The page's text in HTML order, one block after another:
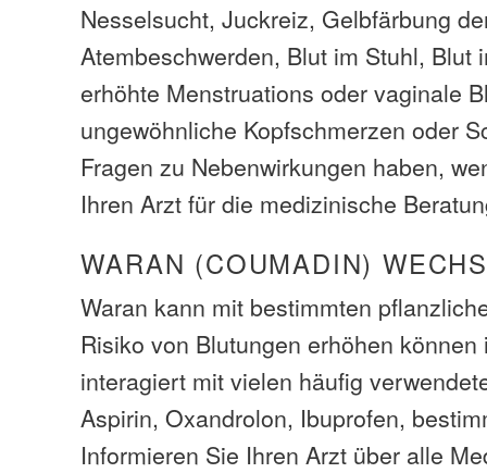
Nesselsucht, Juckreiz, Gelbfärbung
Atembeschwerden, Blut im Stuhl, Blut
erhöhte Menstruations oder vaginale
ungewöhnliche Kopfschmerzen oder
Fragen zu Nebenwirkungen haben,
Ihren Arzt für die medizinische
WARAN (COUMADIN)
Waran kann mit bestimmten
Risiko von Blutungen erhöhen
interagiert mit vielen häufig
Aspirin, Oxandrolon, Ibuprofen,
Informieren Sie Ihren Arzt über alle